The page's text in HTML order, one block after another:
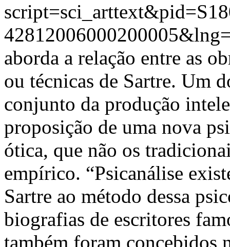
aborda a relação entre as
ou técnicas de Sartre. Um
conjunto da produção
proposição de uma nova
ótica, que não os
empírico. “Psicanálise
Sartre ao método dessa
biografias de escritores
também foram concebidos